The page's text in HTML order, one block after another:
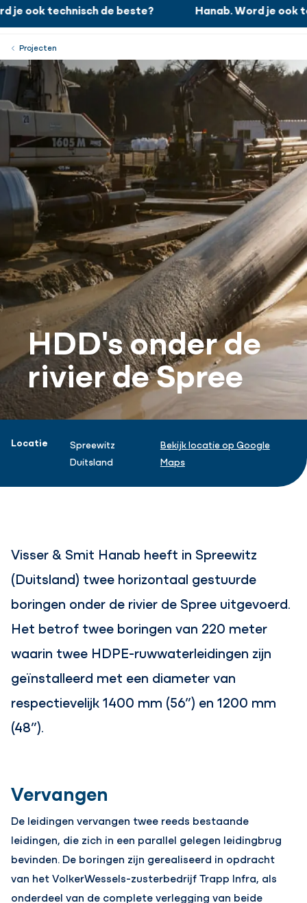
Hanab. Word je ook technisch de beste?
je ook technisch de beste? Hanab. Word je ook
Werken bij Menu
Projecten
HDD's onder de
rivier de Spree
Projectinformatie
Locatie
Spreewitz
Duitsland
Bekijk locatie op Google
Maps
Visser & Smit Hanab heeft in Spreewitz
(Duitsland) twee horizontaal gestuurde
boringen onder de rivier de Spree uitgevoerd.
Het betrof twee boringen van 220 meter
waarin twee HDPE-ruwwaterleidingen zijn
geïnstalleerd met een diameter van
respectievelijk 1400 mm (56”) en 1200 mm
(48”).
Vervangen
De leidingen vervangen twee reeds bestaande
leidingen, die zich in een parallel gelegen leidingbrug
bevinden. De boringen zijn gerealiseerd in opdracht
van het VolkerWessels-zusterbedrijf Trapp Infra, als
onderdeel van de complete verlegging van beide
Sluiten